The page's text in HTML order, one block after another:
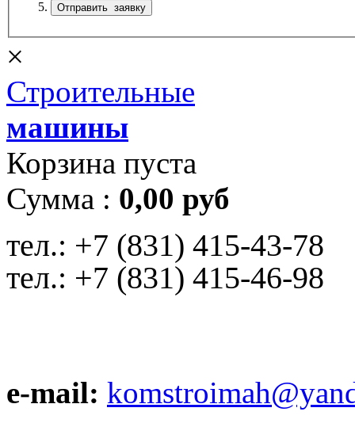
×
Строительные
машины
Корзина пуста
Сумма : 0,00 руб
тел.: +7 (831) 415-43-78
тел.: +7 (831) 415-46-98
e-mail: